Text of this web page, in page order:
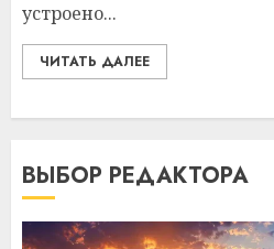
устроено...
ЧИТАТЬ ДАЛЕЕ
ВЫБОР РЕДАКТОРА